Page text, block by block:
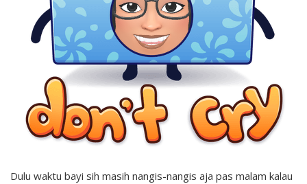
Dulu waktu bayi sih masih nangis-nangis aja pas malam kalau